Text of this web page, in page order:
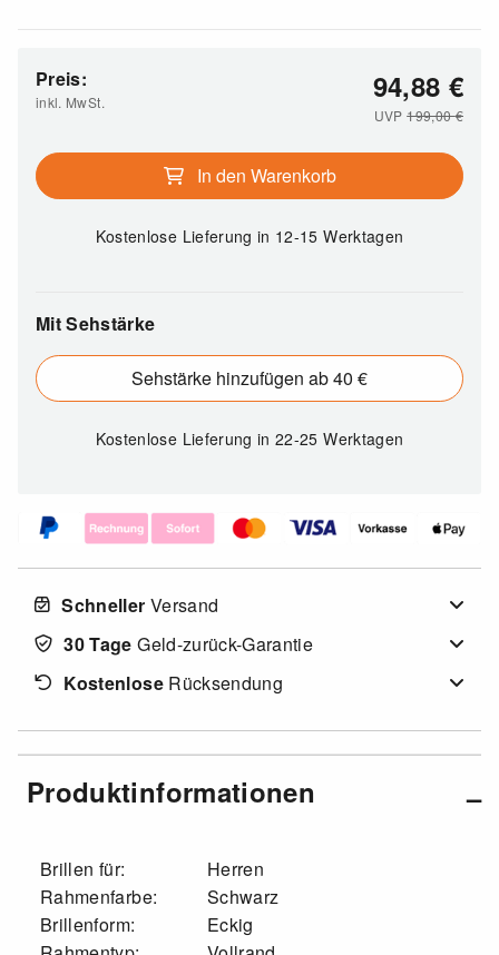
Preis:
inkl. MwSt. 94,88 €
UVP199,00€
In den Warenkorb
Kostenlose Lieferungin 12-15 Werktagen
Mit Sehstärke
Sehstärke hinzufügen ab 40 €
Kostenlose Lieferungin 22-25 Werktagen
Schneller Versand
30 Tage Geld-zurück-Garantie
KostenloseRücksendung
Produktinformationen
Brillen für:
Herren
Rahmenfarbe:
Schwarz
Brillenform:
Eckig